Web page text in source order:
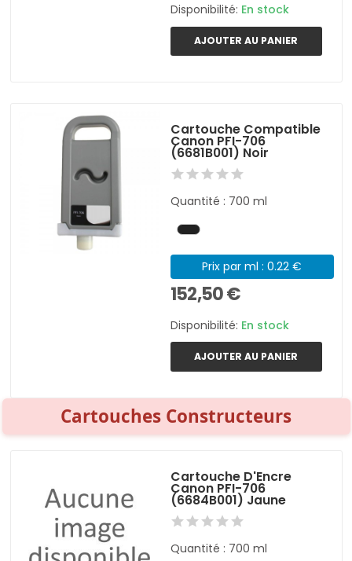
Disponibilité: En stock
AJOUTER AU PANIER
Cartouche Compatible
Canon PFI-706
(6681B001) Noir
Quantité : 700 ml
Prix par ml : 0.22 €
152,50 €
Disponibilité: En stock
AJOUTER AU PANIER
Cartouches Constructeurs
Cartouche D'Encre
Canon PFI-706
(6684B001) Jaune
Quantité : 700 ml